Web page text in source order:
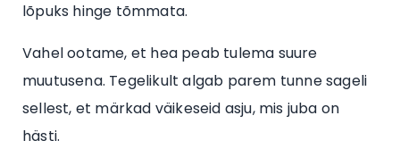
lõpuks hinge tõmmata.
Vahel ootame, et hea peab tulema suure
muutusena. Tegelikult algab parem tunne sageli
sellest, et märkad väikeseid asju, mis juba on
hästi.